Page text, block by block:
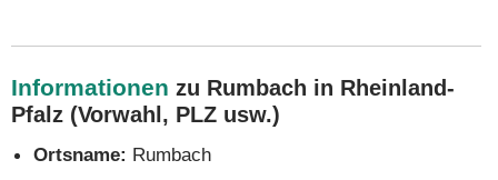
Informationen zu Rumbach in Rheinland-
Pfalz (Vorwahl, PLZ usw.)
Ortsname: Rumbach